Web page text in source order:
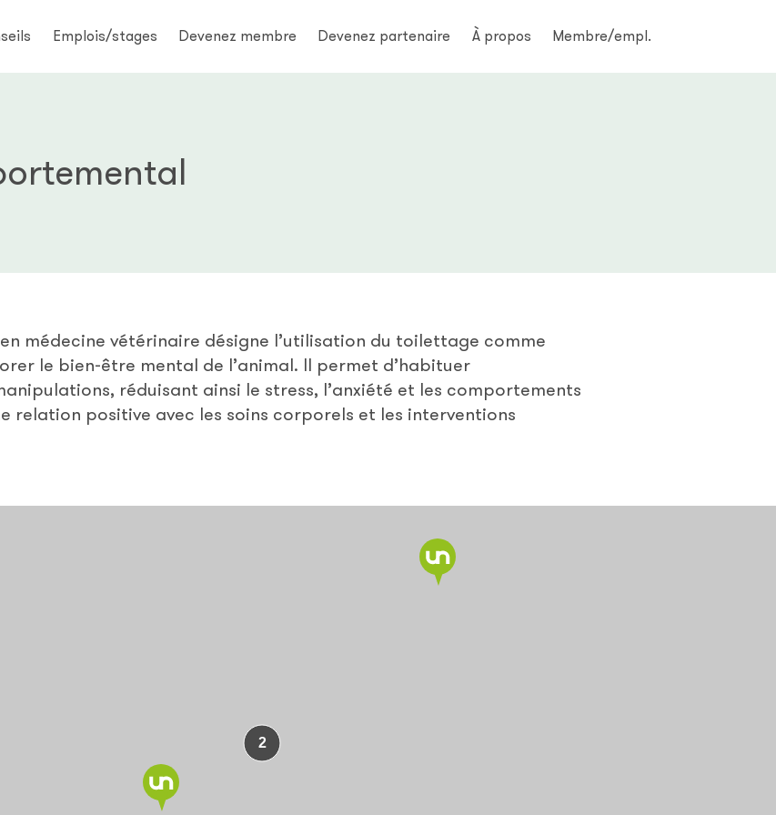
Emplois/stages Devenez membre Devenez partenaire À propos Membre/empl.
médecine vétérinaire désigne l’utilisation du toilettage comme
le bien-être mental de l’animal. Il permet d’habituer
réduisant ainsi le stress, l’anxiété et les comportements
relation positive avec les soins corporels et les interventions
2